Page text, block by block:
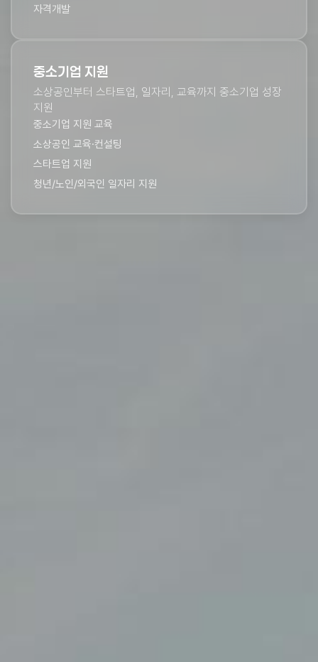
자격개발
중소기업 지원
소상공인부터 스타트업, 일자리, ​교육까지 중소기업 성장
지원​
중소기업 지원 교육
소상공인 교육·컨설팅
스타트업 지원
청년/노인/외국인 일자리 지원